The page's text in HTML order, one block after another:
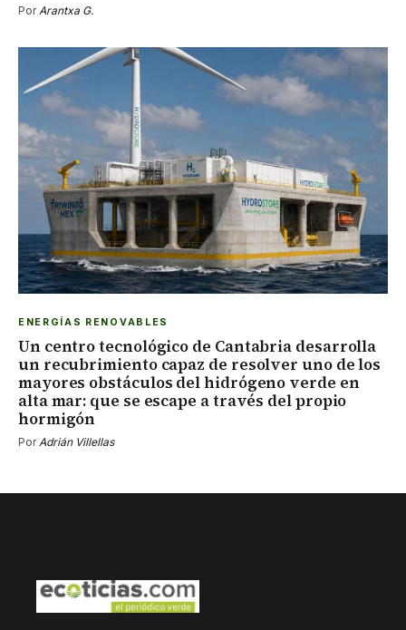
PorArantxa G.
ENERGÍAS RENOVABLES
Un centro tecnológico de Cantabria desarrolla
un recubrimiento capaz de resolver uno de los
mayores obstáculos del hidrógeno verde en
alta mar: que se escape a través del propio
hormigón
PorAdrián Villellas